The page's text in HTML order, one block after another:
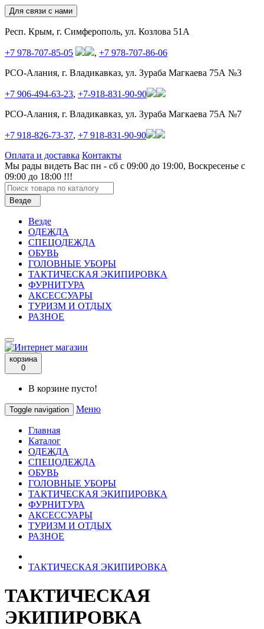
Для связи с нами
Респ. Крым, г. Симферополь, ул. Козлова 51А
+7 978-707-85-05 , +7 978-707-86-06
РСО-Алания, г. Владикавказ, ул. Зураба Магкаева 75А №3
+7 906-494-63-23, +7-918-831-90-90
РСО-Алания, г. Владикавказ, ул. Зураба Магкаева 75А №7
+7 918-826-73-37, +7 918-831-90-90
Оплата и доставка Контакты
Мы рады видеть Вас пн - сб с 09:00 до 19:00, Воскресенье с
09:00 до 18:00 !!!
Везде
Везде
ОДЕЖДА
СПЕЦОДЕЖДА
ОБУВЬ
ГОЛОВНЫЕ УБОРЫ
ТАКТИЧЕСКАЯ ЭКИПИРОВКА
ФУРНИТУРА
АКСЕССУАРЫ
ТУРИЗМ И ОТДЫХ
РАЗНОЕ
корзина
0
В корзине пусто!
Toggle navigation Меню
Главная
Каталог
ОДЕЖДА
СПЕЦОДЕЖДА
ОБУВЬ
ГОЛОВНЫЕ УБОРЫ
ТАКТИЧЕСКАЯ ЭКИПИРОВКА
ФУРНИТУРА
АКСЕССУАРЫ
ТУРИЗМ И ОТДЫХ
РАЗНОЕ
ТАКТИЧЕСКАЯ ЭКИПИРОВКА
ТАКТИЧЕСКАЯ
ЭКИПИРОВКА